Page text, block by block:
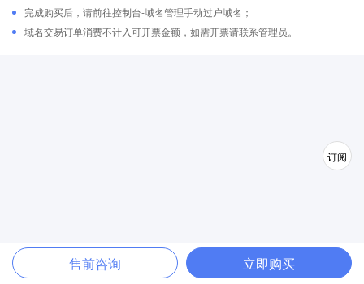
完成购买后，请前往控制台-域名管理手动过户域名；
域名交易订单消费不计入可开票金额，如需开票请联系管理员。
售前咨询 立即购买
订阅